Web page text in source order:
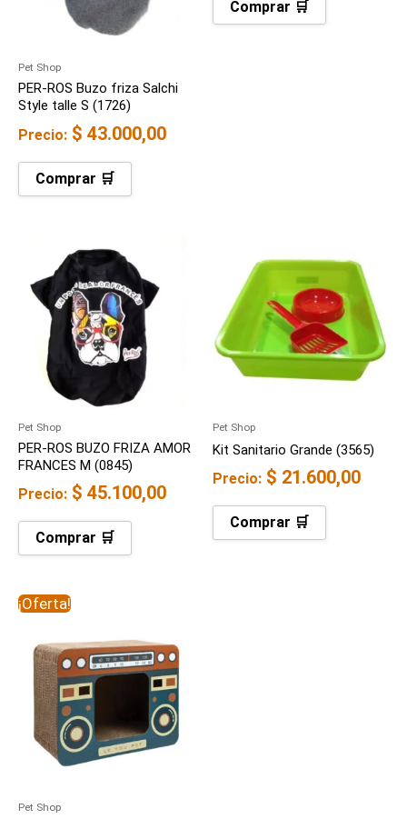
Pet Shop
PER-ROS Buzo friza Salchi
Style talle S (1726)
Precio: $ 43.000,00
Comprar 🛒
Comprar 🛒
Pet Shop
PER-ROS BUZO FRIZA AMOR
FRANCES M (0845)
Precio: $ 45.100,00
Comprar 🛒
Pet Shop
Kit Sanitario Grande (3565)
Precio: $ 21.600,00
Comprar 🛒
¡Oferta!
Pet Shop
El
original
era:
$ 74.300,00.
actual
es:
$ 65.000,00.